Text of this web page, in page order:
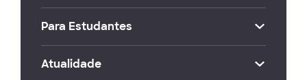
Para Estudantes
Atualidade